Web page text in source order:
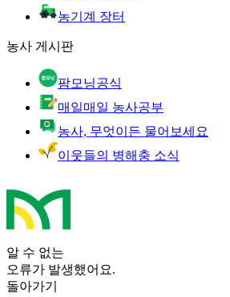
농기계 장터
농사 게시판
팜모닝공식
매일매일 농사공부
농사, 무엇이든 물어보세요
이웃들의 병해충 소식
알 수 없는
오류가 발생했어요.
돌아가기